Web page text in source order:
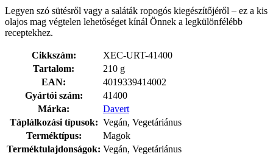
Legyen szó sütésről vagy a saláták ropogós kiegészítőjéről – ez a kis
olajos mag végtelen lehetőséget kínál Önnek a legkülönfélébb
receptekhez.
Cikkszám:
XEC-URT-41400
Tartalom:
210 g
EAN:
4019339414002
Gyártói szám:
41400
Márka:
Davert
Táplálkozási típusok: Vegán, Vegetáriánus
Terméktípus:
Magok
Terméktulajdonságok: Vegán, Vegetáriánus